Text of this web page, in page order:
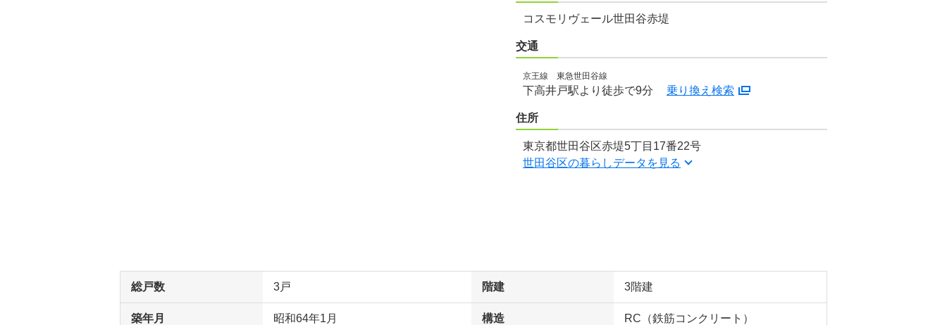
コスモリヴェール世田谷赤堤
交通
京王線 東急世田谷線
下高井戸駅より徒歩で9分 乗り換え検索
住所
東京都世田谷区赤堤5丁目17番22号
世田谷区の暮らしデータを見る
総戸数 3戸 階建 3階建
築年月 昭和64年1月 構造 RC（鉄筋コンクリート）